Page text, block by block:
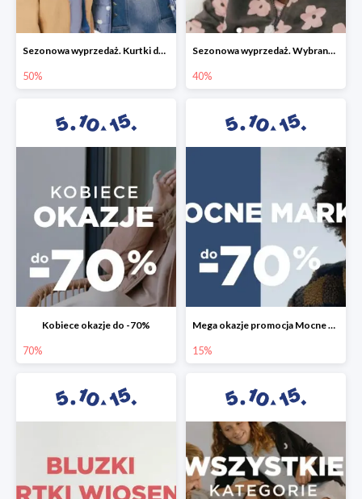
Sezonowa wyprzedaż. Kurtki do -50%
50%
Sezonowa wyprzedaż. Wybrane modele do -40%
40%
Kobiece okazje do -70%
70%
Mega okazje promocja Mocne marki do -70%
15%